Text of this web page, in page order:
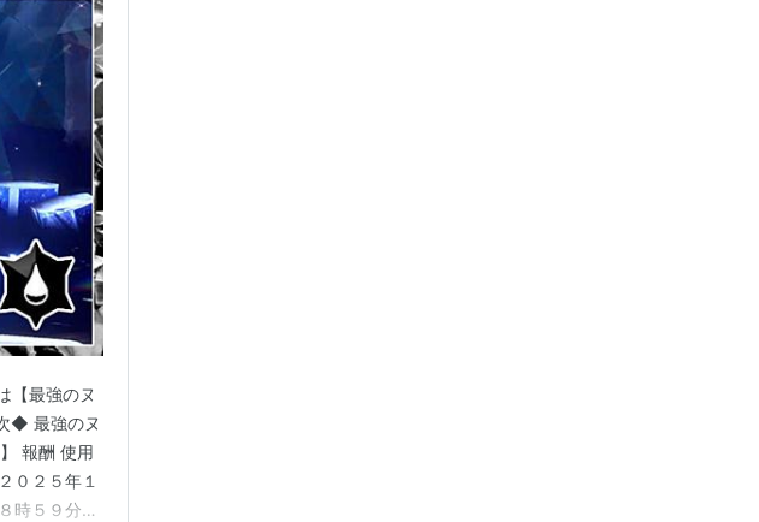
【最強のヌ
◆ 最強のヌ
報酬 使用
０２５年１
時５９分